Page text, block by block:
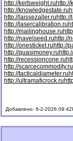
http://kerbweight.ruhttp://
http://knowledgestate.ru
http://laissezaller.ru
http://lasercalibration.ru
http://mailinghouse.ru
http://navelseed.ruhttp://
http://onesticket.ruhttp://
http://quasimoney.ru
http://recessioncone.ru
http://scarcecommodity.ru
http://tacticaldiameter.ru
http://ultramaficrock.ru
Добавлено: 6-2-2026